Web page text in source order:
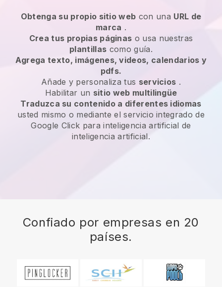
Obtenga su propio sitio web con una URL de
marca .
Crea tus propias páginas o usa nuestras
plantillas como guía.
Agrega texto, imágenes, videos, calendarios y
pdfs.
Añade y personaliza tus servicios .
Habilitar un sitio web multilingüe
Traduzca su contenido a diferentes idiomas
usted mismo o mediante el servicio integrado de
Google Click para inteligencia artificial de
inteligencia artificial.
Confiado por empresas en 20
países.